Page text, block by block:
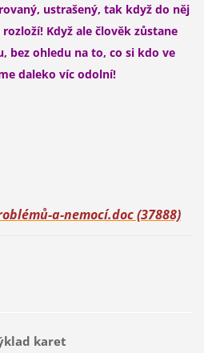
ustrašený, tak když do něj
Když ale člověk zůstane
bez ohledu na to, co si kdo ve
daleko víc odolní!
a-nemocí.doc (37888)
karet